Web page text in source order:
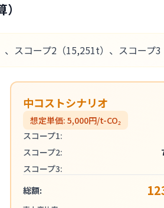
、スコープ2 （15,251t） 、スコープ3
中コストシナリオ
想定単価: 5,000円/t-CO₂
スコープ1:
スコープ2:
スコープ3:
総額: